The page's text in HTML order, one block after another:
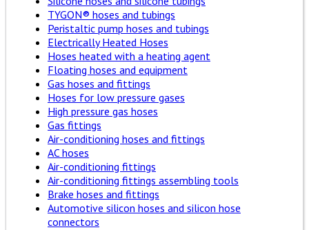
TYGON® hoses and tubings
Peristaltic pump hoses and tubings
Electrically Heated Hoses
Hoses heated with a heating agent
Floating hoses and equipment
Gas hoses and fittings
Hoses for low pressure gases
High pressure gas hoses
Gas fittings
Air-conditioning hoses and fittings
AC hoses
Air-conditioning fittings
Air-conditioning fittings assembling tools
Brake hoses and fittings
Automotive silicon hoses and silicon hose
connectors